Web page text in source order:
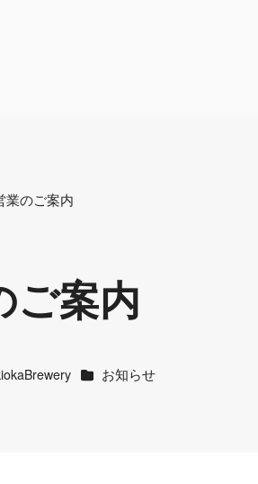
業のご案内
ご案内
カテゴリー
お知らせ